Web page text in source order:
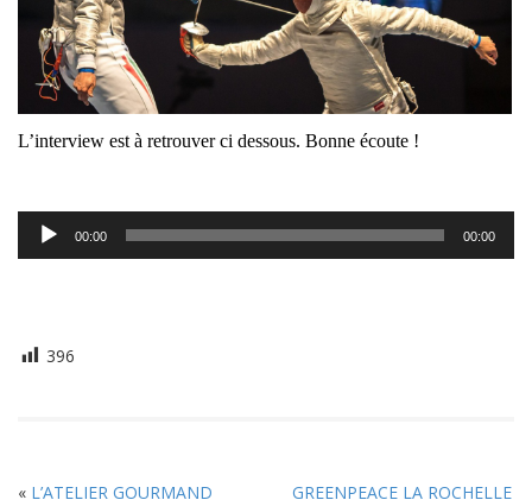
L’interview est à retrouver ci dessous. Bonne écoute !
Lecteur
audio
00:00 00:00
396
« L’ATELIER GOURMAND
GREENPEACE LA ROCHELLE